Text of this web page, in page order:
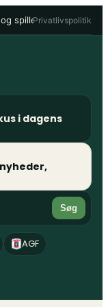
spillere• 1. Division
Privatlivspolitik
i dagens
Søg
AGF